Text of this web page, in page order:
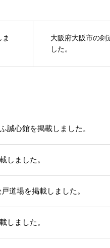
大阪府大阪市の剣
した。
誠心館を掲載しました。
しました。
道場を掲載しました。
しました。